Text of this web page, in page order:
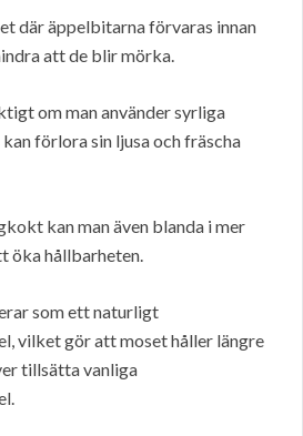
där äppelbitarna förvaras innan
att de blir mörka.
om man använder syrliga
kan förlora sin ljusa och fräscha
kan man även blanda i mer
öka hållbarheten.
som ett naturligt
vilket gör att moset håller längre
tillsätta vanliga